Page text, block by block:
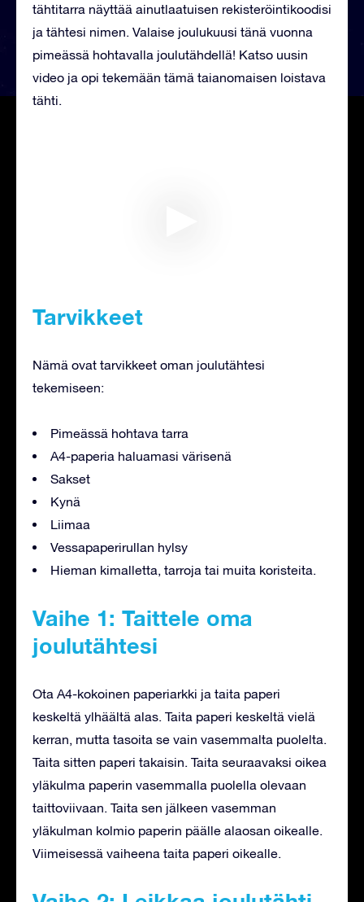
tähtitarra näyttää ainutlaatuisen rekisteröintikoodisi
ja tähtesi nimen. Valaise joulukuusi tänä vuonna
pimeässä hohtavalla joulutähdellä! Katso uusin
video ja opi tekemään tämä taianomaisen loistava
tähti.
Tarvikkeet
Nämä ovat tarvikkeet oman joulutähtesi
tekemiseen:
Pimeässä hohtava tarra
A4-paperia haluamasi värisenä
Sakset
Kynä
Liimaa
Vessapaperirullan hylsy
Hieman kimalletta, tarroja tai muita koristeita.
Vaihe 1: Taittele oma
joulutähtesi
Ota A4-kokoinen paperiarkki ja taita paperi
keskeltä ylhäältä alas. Taita paperi keskeltä vielä
kerran, mutta tasoita se vain vasemmalta puolelta.
Taita sitten paperi takaisin. Taita seuraavaksi oikea
yläkulma paperin vasemmalla puolella olevaan
taittoviivaan. Taita sen jälkeen vasemman
yläkulman kolmio paperin päälle alaosan oikealle.
Viimeisessä vaiheena taita paperi oikealle.